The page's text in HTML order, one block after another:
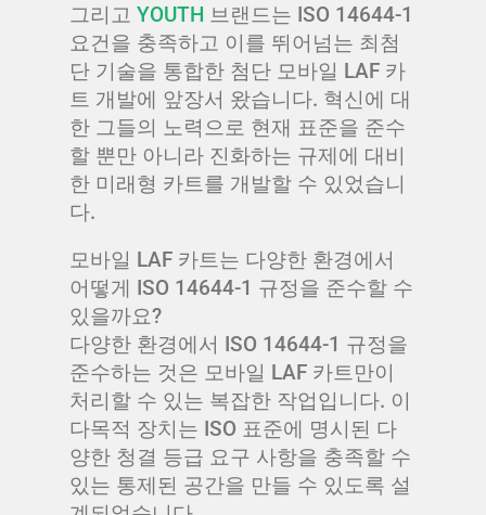
그리고 YOUTH 브랜드는 ISO 14644-1
요건을 충족하고 이를 뛰어넘는 최첨
단 기술을 통합한 첨단 모바일 LAF 카
트 개발에 앞장서 왔습니다. 혁신에 대
한 그들의 노력으로 현재 표준을 준수
할 뿐만 아니라 진화하는 규제에 대비
한 미래형 카트를 개발할 수 있었습니
다.
모바일 LAF 카트는 다양한 환경에서
어떻게 ISO 14644-1 규정을 준수할 수
있을까요?
다양한 환경에서 ISO 14644-1 규정을
준수하는 것은 모바일 LAF 카트만이
처리할 수 있는 복잡한 작업입니다. 이
다목적 장치는 ISO 표준에 명시된 다
양한 청결 등급 요구 사항을 충족할 수
있는 통제된 공간을 만들 수 있도록 설